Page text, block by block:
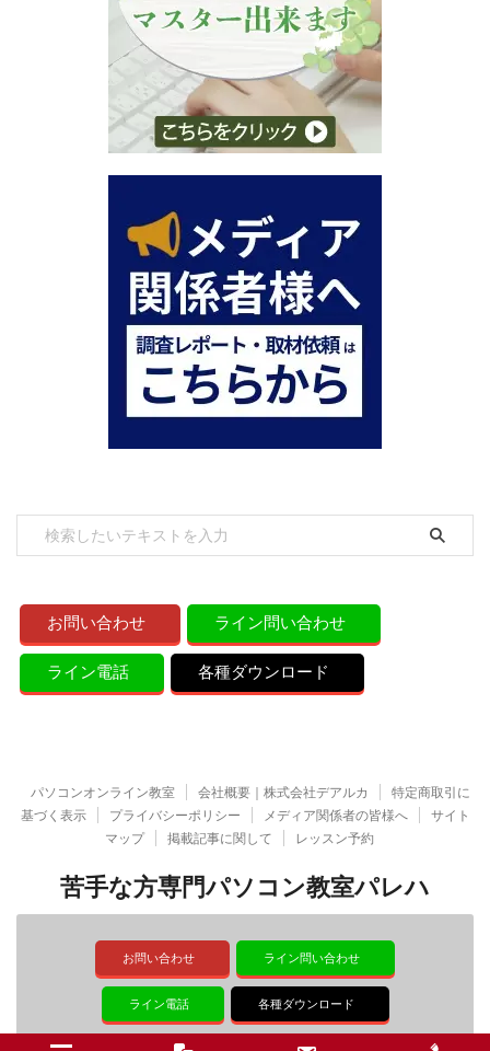
お問い合わせ ライン問い合わせ
ライン電話 各種ダウンロード
パソコンオンライン教室 会社概要｜株式会社デアルカ
特定商取引に
基づく表示
プライバシーポリシー メディア関係者の皆様へ
サイト
マップ
掲載記事に関して レッスン予約
苦手な方専門パソコン教室パレハ
お問い合わせ ライン問い合わせ
ライン電話 各種ダウンロード